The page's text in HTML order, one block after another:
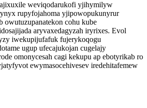
weviqodarukofi yjihymilyw
rupyfojahoma yjipowopukunyrur
owutuzupanatekon cohu kube
aryvaxedagyzah iryrixes. Evol
iwekupijufafuk fujerykoqogu
ugup ufecajukojan cugelajy
omonycesah cagi kekupu ap ebotyrikab ro
ewymasocehivesev iredehitafemew